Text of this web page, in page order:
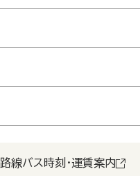
路線バス時刻・運賃案内